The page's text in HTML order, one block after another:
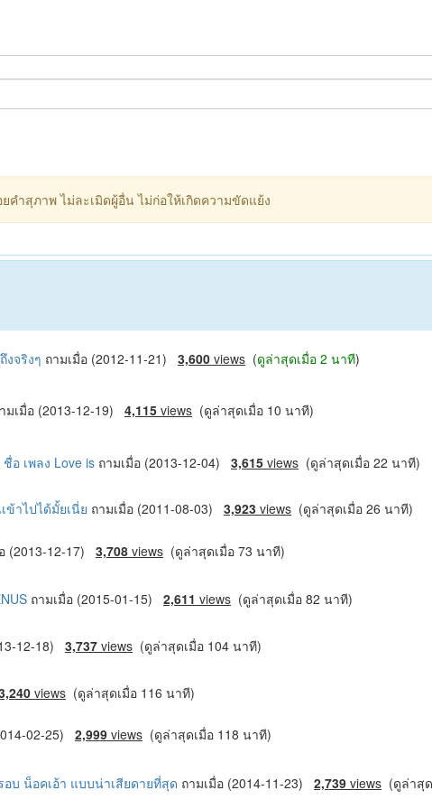
ำสุภาพ ไม่ละเมิดผู้อื่น ไม่ก่อให้เกิดความขัดแย้ง
งจริงๆ ถามเมื่อ (2012-11-21) 3,600 views (ดูล่าสุดเมื่อ 2 นาที)
มเมื่อ (2013-12-19) 4,115 views (ดูล่าสุดเมื่อ 10 นาที)
อ เพลง Love is ถามเมื่อ (2013-12-04) 3,615 views (ดูล่าสุดเมื่อ 22 นาที)
ข้าไปได้มั้ยเนี่ย ถามเมื่อ (2011-08-03) 3,923 views (ดูล่าสุดเมื่อ 26 นาที)
(2013-12-17) 3,708 views (ดูล่าสุดเมื่อ 73 นาที)
ถามเมื่อ (2015-01-15) 2,611 views (ดูล่าสุดเมื่อ 82 นาที)
12-18) 3,737 views (ดูล่าสุดเมื่อ 104 นาที)
views (ดูล่าสุดเมื่อ 116 นาที)
02-25) 2,999 views (ดูล่าสุดเมื่อ 118 นาที)
บ น็อคเอ้า แบบน่าเสียดายที่สุด ถามเมื่อ (2014-11-23) 2,739 views (ดูล่าสุ